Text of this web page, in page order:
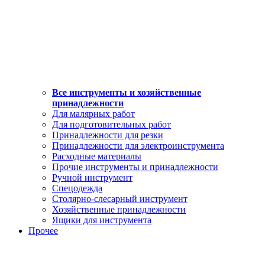
Все инструменты и хозяйственные
принадлежности
Для малярных работ
Для подготовительных работ
Принадлежности для резки
Принадлежности для электроинструмента
Расходные материалы
Прочие инструменты и принадлежности
Ручной инструмент
Спецодежда
Столярно-слесарный инструмент
Хозяйственные принадлежности
Ящики для инструмента
Прочее